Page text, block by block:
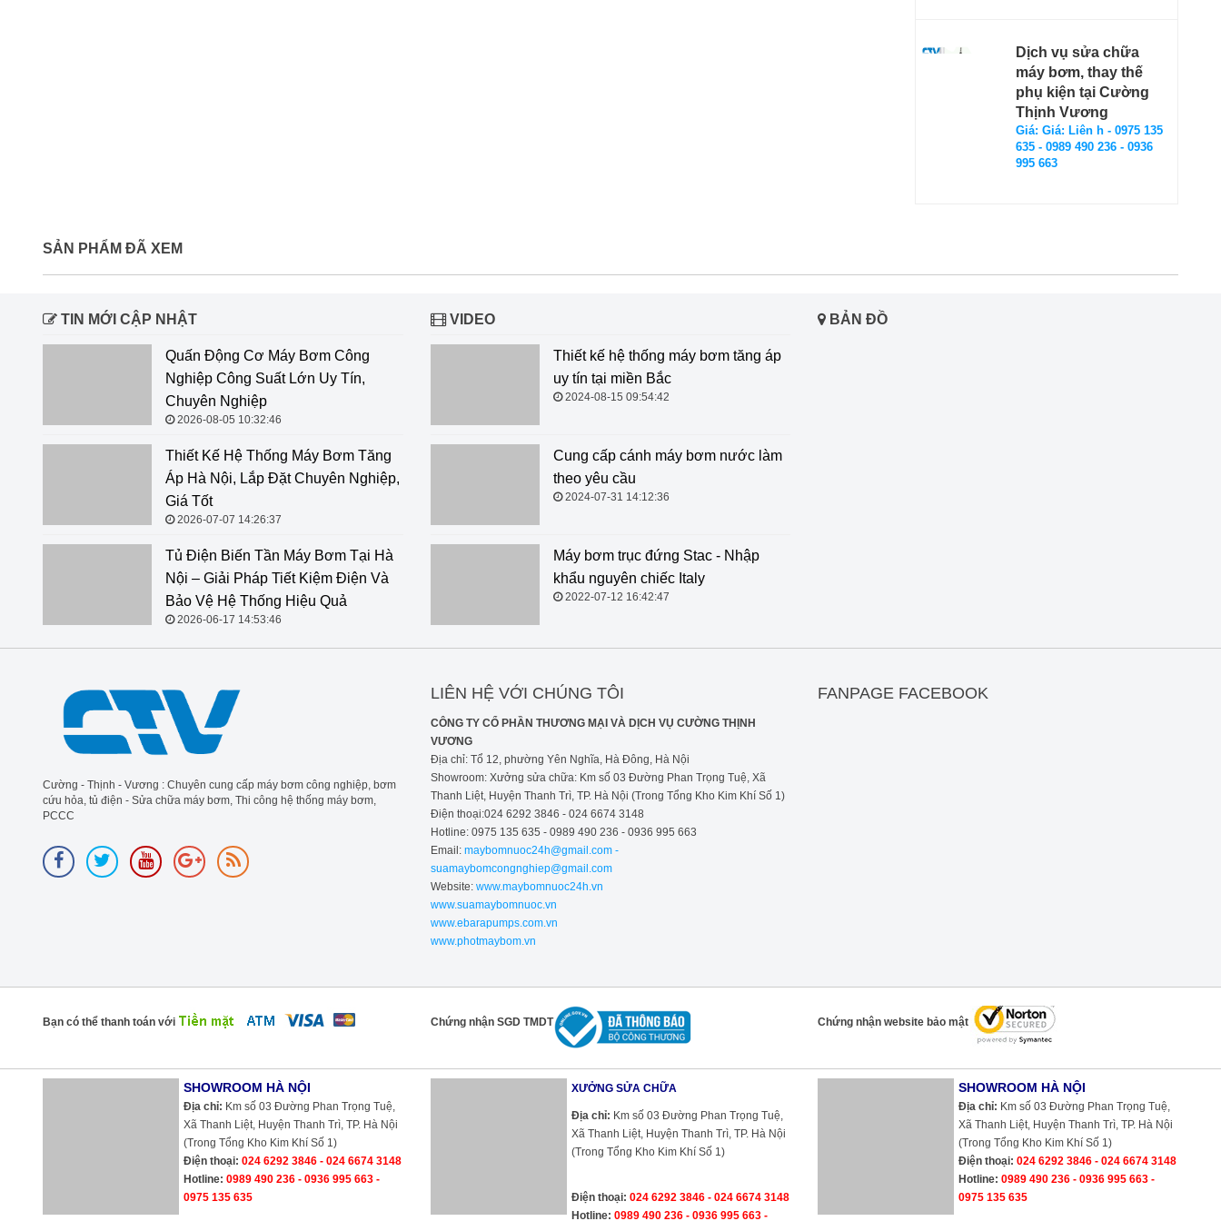
Dịch vụ sửa chữa
máy bơm, thay thế
phụ kiện tại Cường
Thịnh Vương
Giá: Giá: Liên h - 0975 135
635 - 0989 490 236 - 0936
995 663
SẢN PHẨM ĐÃ XEM
TIN MỚI CẬP NHẬT
Quấn Động Cơ Máy Bơm Công
Nghiệp Công Suất Lớn Uy Tín,
Chuyên Nghiệp
2026-08-05 10:32:46
Thiết Kế Hệ Thống Máy Bơm Tăng
Áp Hà Nội, Lắp Đặt Chuyên Nghiệp,
Giá Tốt
2026-07-07 14:26:37
Tủ Điện Biến Tần Máy Bơm Tại Hà
Nội – Giải Pháp Tiết Kiệm Điện Và
Bảo Vệ Hệ Thống Hiệu Quả
2026-06-17 14:53:46
VIDEO
Thiết kế hệ thống máy bơm tăng áp
uy tín tại miền Bắc
2024-08-15 09:54:42
Cung cấp cánh máy bơm nước làm
theo yêu cầu
2024-07-31 14:12:36
Máy bơm trục đứng Stac - Nhập
khẩu nguyên chiếc Italy
2022-07-12 16:42:47
BẢN ĐỒ
Cường - Thịnh - Vương : Chuyên cung cấp máy bơm công nghiệp, bơm
cứu hỏa, tủ điện - Sửa chữa máy bơm, Thi công hệ thống máy bơm,
PCCC
LIÊN HỆ VỚI CHÚNG TÔI
CÔNG TY CỔ PHẦN THƯƠNG MẠI VÀ DỊCH VỤ CƯỜNG THỊNH
VƯƠNG
Địa chỉ: Tổ 12, phường Yên Nghĩa, Hà Đông, Hà Nội
Showroom: Xưởng sửa chữa: Km số 03 Đường Phan Trọng Tuệ, Xã
Thanh Liệt, Huyện Thanh Trì, TP. Hà Nội (Trong Tổng Kho Kim Khí Số 1)
Điện thoại:024 6292 3846 - 024 6674 3148
Hotline: 0975 135 635 - 0989 490 236 - 0936 995 663
Email: maybomnuoc24h@gmail.com -
suamaybomcongnghiep@gmail.com
Website:www.maybomnuoc24h.vn
www.suamaybomnuoc.vn
www.ebarapumps.com.vn
www.photmaybom.vn
FANPAGE FACEBOOK
Bạn có thể thanh toán với Chứng nhận SGD TMDT Chứng nhận website bảo mật
SHOWROOM HÀ NỘI
Địa chỉ: Km số 03 Đường Phan Trọng Tuệ,
Xã Thanh Liệt, Huyện Thanh Trì, TP. Hà Nội
(Trong Tổng Kho Kim Khí Số 1)
Điện thoại: 024 6292 3846 - 024 6674 3148
Hotline: 0989 490 236 - 0936 995 663 -
0975 135 635
XƯỞNG SỬA CHỮA
Địa chỉ: Km số 03 Đường Phan Trọng Tuệ,
Xã Thanh Liệt, Huyện Thanh Trì, TP. Hà Nội
(Trong Tổng Kho Kim Khí Số 1)
Điện thoại: 024 6292 3846 - 024 6674 3148
Hotline: 0989 490 236 - 0936 995 663 -
SHOWROOM HÀ NỘI
Địa chỉ: Km số 03 Đường Phan Trọng Tuệ,
Xã Thanh Liệt, Huyện Thanh Trì, TP. Hà Nội
(Trong Tổng Kho Kim Khí Số 1)
Điện thoại: 024 6292 3846 - 024 6674 3148
Hotline: 0989 490 236 - 0936 995 663 -
0975 135 635